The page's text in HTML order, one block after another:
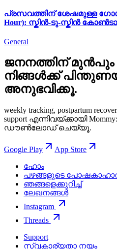
പ്രസവത്തിന് ശേഷമുള്ള
Hour): സ്കിൻ-ടു-സ്കിൻ
General
ജനനത്തിന്
നിങ്ങള്‍ക്ക്
അനുഭവിക്കൂ.
weekly tracking, postpartum
support എന്നിവയ്ക്കായി Mommy:
ഡൗൺലോഡ് ചെയ്യൂ.
Google Play
App Store
ഹോം
പഴങ്ങളുടെ
ഞങ്ങളെക്കുറിച്ച്
ലേഖനങ്ങൾ
Instagram
Threads
Support
സ്വകാര്യതാ നയം